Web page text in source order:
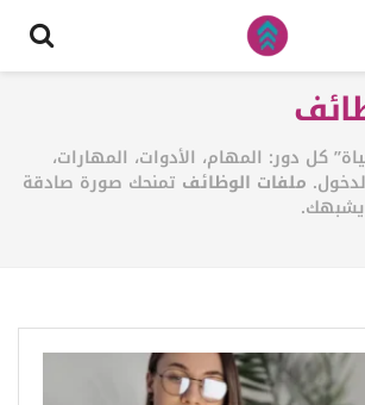
كل دور: المهام، الأدوات، المهارات،
ملفات الوظائف تمنحك صورة صادقة
يشبهك.